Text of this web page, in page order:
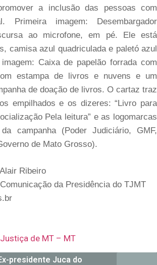
a inclusão das pessoas com
Primeira imagem: Desembargador
ao microfone, em pé. Ele está
camisa azul quadriculada e paletó azul
Caixa de papelão forrada com
estampa de livros e nuvens e um
de doação de livros. O cartaz traz
empilhados e os dizeres: “Livro para
Pela leitura” e as logomarcas
campanha (Poder Judiciário, GMF,
de Mato Grosso).
Ribeiro
da Presidência do TJMT
de MT – MT
presidente Juca do